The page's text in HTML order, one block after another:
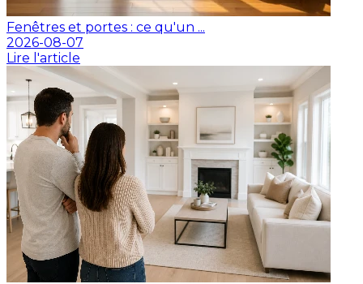
Fenêtres et portes : ce qu'un ...
2026-08-07
Lire l'article